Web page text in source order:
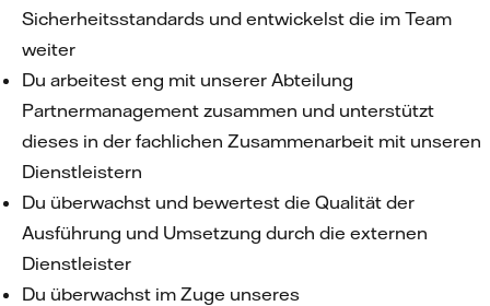
Sicherheitsstandards und entwickelst die im Team
weiter
Du arbeitest eng mit unserer Abteilung
Partnermanagement zusammen und unterstützt
dieses in der fachlichen Zusammenarbeit mit unseren
Dienstleistern
Du überwachst und bewertest die Qualität der
Ausführung und Umsetzung durch die externen
Dienstleister
Du überwachst im Zuge unseres